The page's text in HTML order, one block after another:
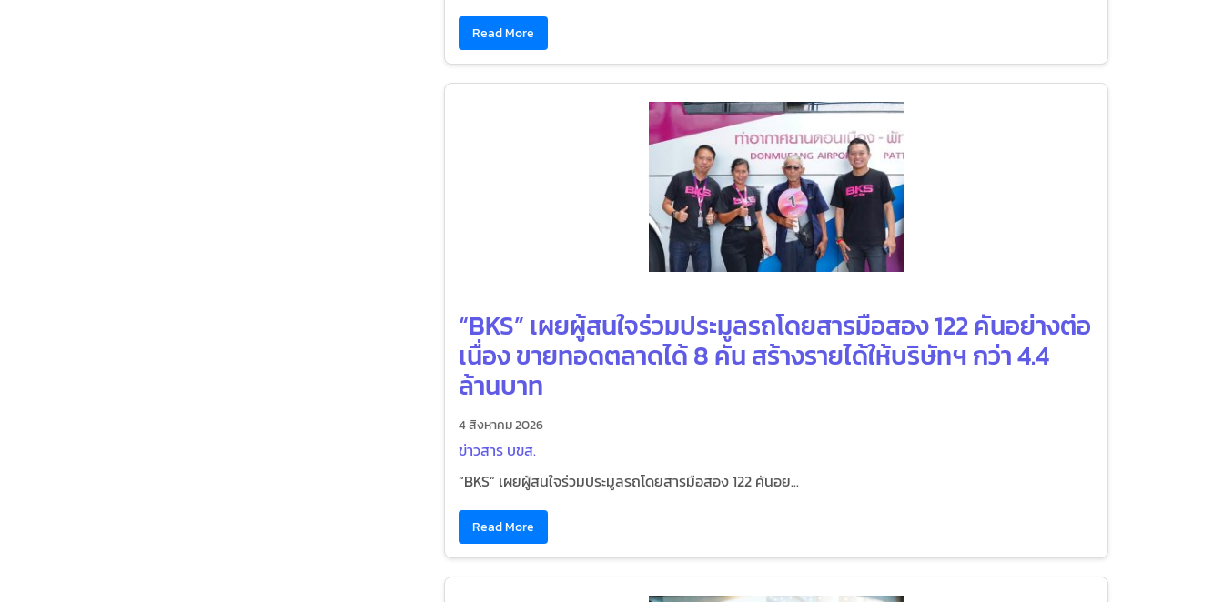
Read More
“BKS” เผยผู้สนใจร่วมประมูลรถโดยสารมือสอง 122 คันอย่างต่อ
เนื่อง ขายทอดตลาดได้ 8 คัน สร้างรายได้ให้บริษัทฯ กว่า 4.4
ล้านบาท
4 สิงหาคม 2026
ข่าวสาร บขส.
“BKS” เผยผู้สนใจร่วมประมูลรถโดยสารมือสอง 122 คันอย...
Read More